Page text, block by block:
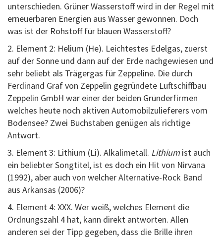
unterschieden. Grüner Wasserstoff wird in der Regel mit
erneuerbaren Energien aus Wasser gewonnen. Doch
was ist der Rohstoff für blauen Wasserstoff?
2. Element 2: Helium (He). Leichtestes Edelgas, zuerst
auf der Sonne und dann auf der Erde nachgewiesen und
sehr beliebt als Trägergas für Zeppeline. Die durch
Ferdinand Graf von Zeppelin gegründete Luftschiffbau
Zeppelin GmbH war einer der beiden Gründerfirmen
welches heute noch aktiven Automobilzulieferers vom
Bodensee? Zwei Buchstaben genügen als richtige
Antwort.
3. Element 3: Lithium (Li). Alkalimetall. Lithium ist auch
ein beliebter Songtitel, ist es doch ein Hit von Nirvana
(1992), aber auch von welcher Alternative-Rock Band
aus Arkansas (2006)?
4. Element 4: XXX. Wer weiß, welches Element die
Ordnungszahl 4 hat, kann direkt antworten. Allen
anderen sei der Tipp gegeben, dass die Brille ihren